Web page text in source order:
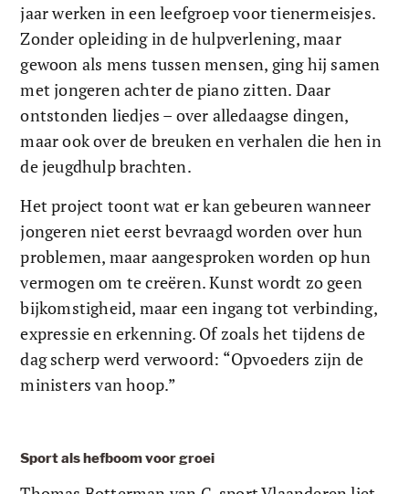
jaar werken in een leefgroep voor tienermeisjes.
Zonder opleiding in de hulpverlening, maar
gewoon als mens tussen mensen, ging hij samen
met jongeren achter de piano zitten. Daar
ontstonden liedjes – over alledaagse dingen,
maar ook over de breuken en verhalen die hen in
de jeugdhulp brachten.
Het project toont wat er kan gebeuren wanneer
jongeren niet eerst bevraagd worden over hun
problemen, maar aangesproken worden op hun
vermogen om te creëren. Kunst wordt zo geen
bijkomstigheid, maar een ingang tot verbinding,
expressie en erkenning. Of zoals het tijdens de
dag scherp werd verwoord: “Opvoeders zijn de
ministers van hoop.”
Sport als hefboom voor groei